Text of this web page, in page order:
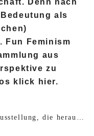
als
Fun Feminism
aus
zu
klick hier.